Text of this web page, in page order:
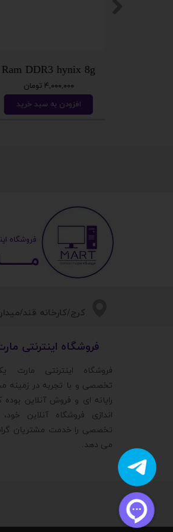
hynix 8g
۴,۰۰۰,۰۰۰ تومان
افزودن
​​کرج/کارخانه قند/
​فروشگاه اینترنتی
​فروشگاه اینترنتی مارت
تخصصی و با تجربه در زمینه
رایانه ای و فروش آنلاین بوده
اندازی فروشگاه آنلاین
تخصصی را خدمت مشتریان
می دهد.
​فروشگاه